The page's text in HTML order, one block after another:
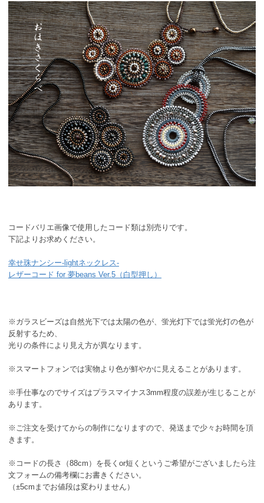
コードバリエ画像で使用したコード類は別売りです。
下記よりお求めください。
幸せ珠ナンシー-lightネックレス-
レザーコード for 夢beans Ver.5（白型押し）
※ガラスビーズは自然光下では太陽の色が、蛍光灯下では蛍光灯の色が
反射するため、
光りの条件により見え方が異なります。
※スマートフォンでは実物より色が鮮やかに見えることがあります。
※手仕事なのでサイズはプラスマイナス3mm程度の誤差が生じることが
あります。
※ご注文を受けてからの制作になりますので、発送まで少々お時間を頂
きます。
※コードの長さ（88cm）を長くor短くというご希望がございましたら注
文フォームの備考欄にお書きください。
（±5cmまでお値段は変わりません）